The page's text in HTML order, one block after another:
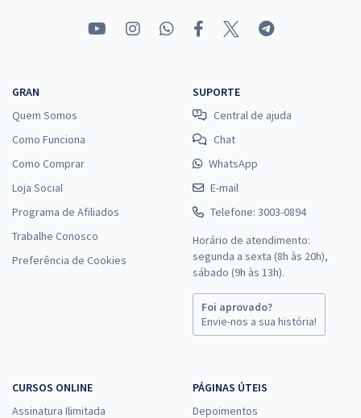
GRAN
Quem Somos
Como Funciona
Como Comprar
Loja Social
Programa de Afiliados
Trabalhe Conosco
Preferência de Cookies
SUPORTE
Central de ajuda
Chat
WhatsApp
E-mail
Telefone: 3003-0894
Horário de atendimento:
segunda a sexta (8h às 20h),
sábado (9h às 13h).
Foi aprovado?
Envie-nos a sua história!
CURSOS ONLINE
Assinatura Ilimitada
PÁGINAS ÚTEIS
Depoimentos